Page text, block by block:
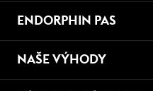
ENDORPHIN PAS
NAŠE VÝHODY